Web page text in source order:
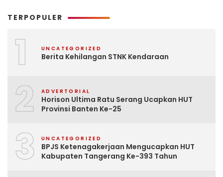
TERPOPULER
1 UNCATEGORIZED
Berita Kehilangan STNK Kendaraan
2 ADVERTORIAL
Horison Ultima Ratu Serang Ucapkan HUT
Provinsi Banten Ke-25
3 UNCATEGORIZED
BPJS Ketenagakerjaan Mengucapkan HUT
Kabupaten Tangerang Ke-393 Tahun